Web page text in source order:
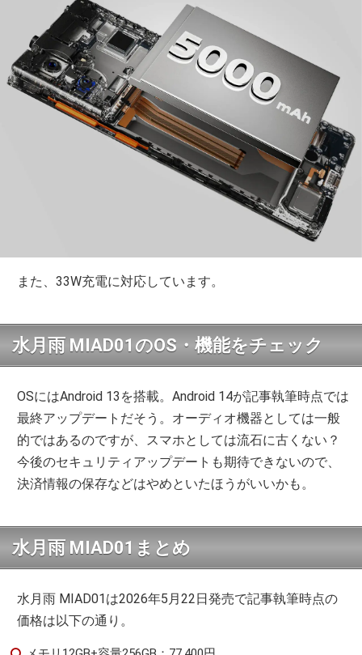
また、33W充電に対応しています。
水月雨 MIAD01のOS・機能をチェック
OSにはAndroid 13を搭載。Android 14が記事執筆時点では
最終アップデートだそう。オーディオ機器としては一般
的ではあるのですが、スマホとしては流石に古くない？
今後のセキュリティアップデートも期待できないので、
決済情報の保存などはやめといたほうがいいかも。
水月雨 MIAD01まとめ
水月雨 MIAD01は2026年5月22日発売で記事執筆時点の
価格は以下の通り。